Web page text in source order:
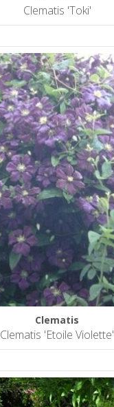
Clematis 'Toki'
Clematis
Clematis 'Etoile Violette'